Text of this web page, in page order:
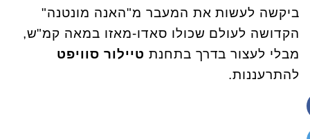
ביקשה לעשות את המעבר מ"האנה מונטנה"
הקדושה לעולם שכולו סאדו-מאזו במאה קמ"ש,
מבלי לעצור בדרך בתחנת טיילור סוויפט
להתרעננות.